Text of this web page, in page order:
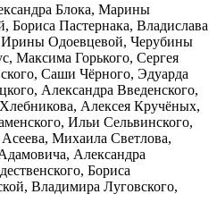
Блока, Марины
Пастернака, Владислава
Ирины Одоевцевой, Черубины
Максима Горького, Сергея
Саши Чёрного, Эдуарда
Александра Введенского,
Алексея Кручёных,
Ильи Сельвинского,
Михаила Светлова,
Александра
Бориса
Владимира Луговского,